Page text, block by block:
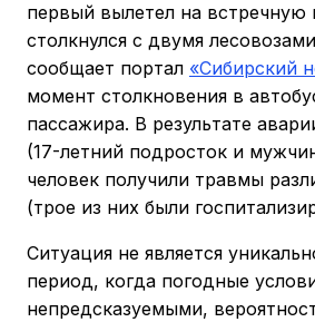
первый вылетел на встречную
столкнулся с двумя
сообщает портал «Сибирский
момент столкновения в
пассажира. В результате
(17-летний подросток и
человек получили травмы
(трое из них были
Ситуация не является
период, когда погодные
непредсказуемыми,